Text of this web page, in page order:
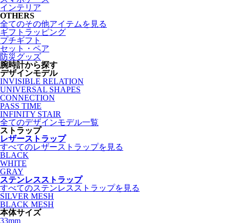
インテリア
OTHERS
全てのその他アイテムを見る
ギフトラッピング
プチギフト
セット・ペア
防災グッズ
腕時計から探す
デザインモデル
INVISIBLE RELATION
UNIVERSAL SHAPES
CONNECTION
PASS TIME
INFINITY STAIR
全てのデザインモデル一覧
ストラップ
レザーストラップ
すべてのレザーストラップを見る
BLACK
WHITE
GRAY
ステンレスストラップ
すべてのステンレスストラップを見る
SILVER MESH
BLACK MESH
本体サイズ
33mm